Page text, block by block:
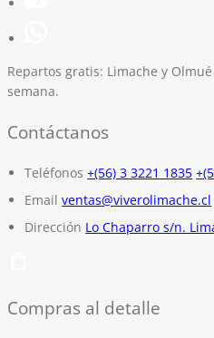
Repartos gratis: Limache y
semana.
Contáctanos
Teléfonos +(56) 3 3221 1835
Email ventas@viverolimache.cl
Dirección Lo Chaparro s/n.
Compras al detalle